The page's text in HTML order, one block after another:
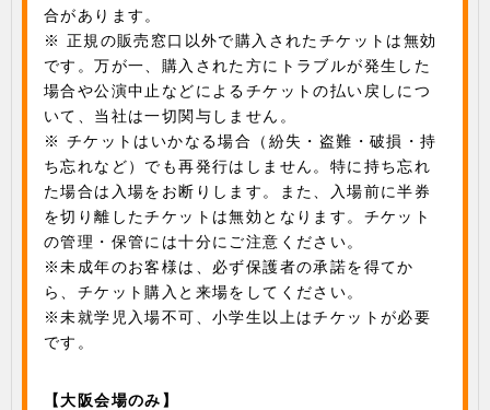
合があります。
※ 正規の販売窓口以外で購入されたチケットは無効
です。万が一、購入された方にトラブルが発生した
場合や公演中止などによるチケットの払い戻しにつ
いて、当社は一切関与しません。
※ チケットはいかなる場合（紛失・盗難・破損・持
ち忘れなど）でも再発行はしません。特に持ち忘れ
た場合は入場をお断りします。また、入場前に半券
を切り離したチケットは無効となります。チケット
の管理・保管には十分にご注意ください。
※未成年のお客様は、必ず保護者の承諾を得てか
ら、チケット購入と来場をしてください。
※未就学児入場不可、小学生以上はチケットが必要
です。
【大阪会場のみ】